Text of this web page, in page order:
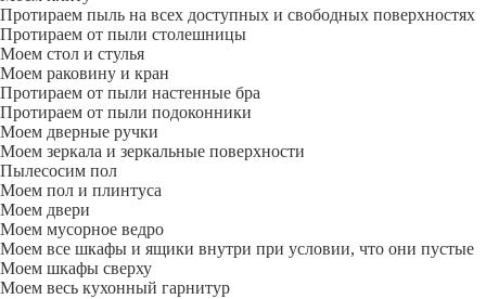
Протираем пыль на всех доступных и свободных поверхностях
Протираем от пыли столешницы
Моем стол и стулья
Моем раковину и кран
Протираем от пыли настенные бра
Протираем от пыли подоконники
Моем дверные ручки
Моем зеркала и зеркальные поверхности
Пылесосим пол
Моем пол и плинтуса
Моем двери
Моем мусорное ведро
Моем все шкафы и ящики внутри при условии, что они пустые
Моем шкафы сверху
Моем весь кухонный гарнитур